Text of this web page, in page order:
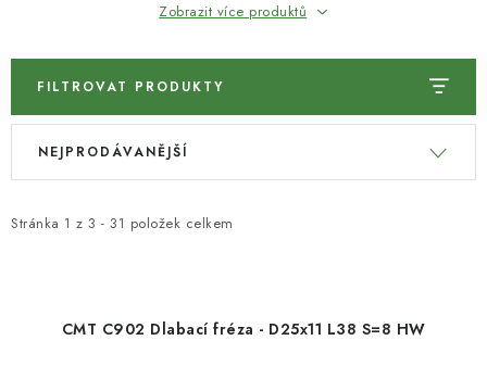
POTŘEBUJI DOBRÝ STROJ
KONTAKTY
Zobrazit více produktů
FILTROVAT PRODUKTY
V
i
Stránka 1 z 3 - 31 položek celkem
Ř
e
NEJPRODÁVANĚJŠÍ
CMT C902 Dlabací fréza - D25x11 L38 S=8 HW